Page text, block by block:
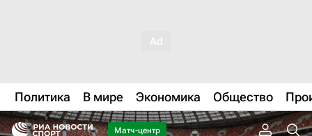
Политика В мире Экономика Общество
Матч-центр